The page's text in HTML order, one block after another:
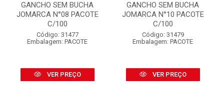
GANCHO SEM BUCHA
JOMARCA N°08 PACOTE
C/100
Código: 31477
Embalagem: PACOTE
VER PREÇO
GANCHO SEM BUCHA
JOMARCA N°10 PACOTE
C/100
Código: 31479
Embalagem: PACOTE
VER PREÇO